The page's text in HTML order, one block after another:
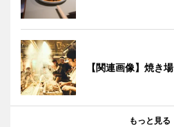
【関連画像】焼き場
もっと見る